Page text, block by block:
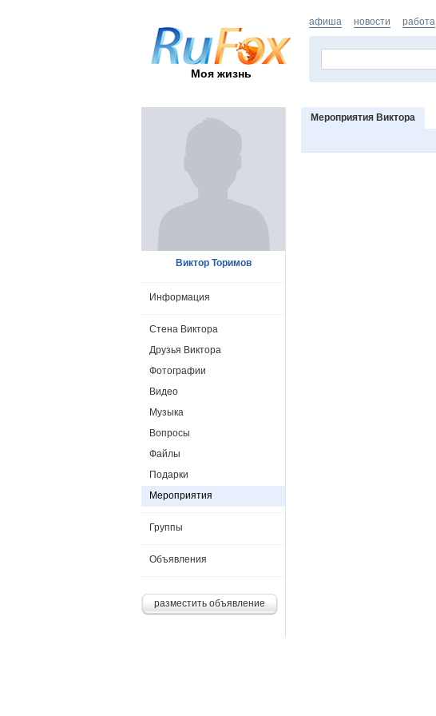
Моя жизнь
афиша новости работа
Мероприятия Виктора
Виктор Торимов
Информация
Стена Виктора
Друзья Виктора
Фотографии
Видео
Музыка
Вопросы
Файлы
Подарки
Мероприятия
Группы
Объявления
разместить объявление